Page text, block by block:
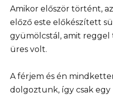
Amikor először történt,
előző este előkészített
gyümölcstál, amit
üres volt.
A férjem és én
dolgoztunk, így csak